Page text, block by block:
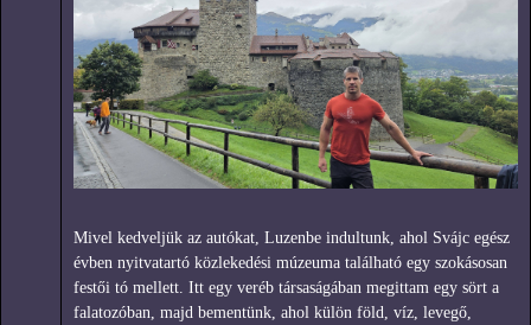
Mivel kedveljük az autókat, Luzenbe indultunk, ahol Svájc egész
évben nyitvatartó közlekedési múzeuma található egy szokásosan
festői tó mellett. Itt egy veréb társaságában megittam egy sört a
falatozóban, majd bementünk, ahol külön föld, víz, levegő,